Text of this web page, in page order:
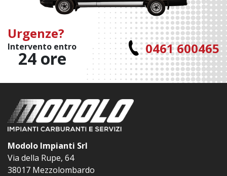
Urgenze?
Intervento entro
24 ore 0461 600465
Modolo Impianti Srl
Via della Rupe, 64
38017 Mezzolombardo